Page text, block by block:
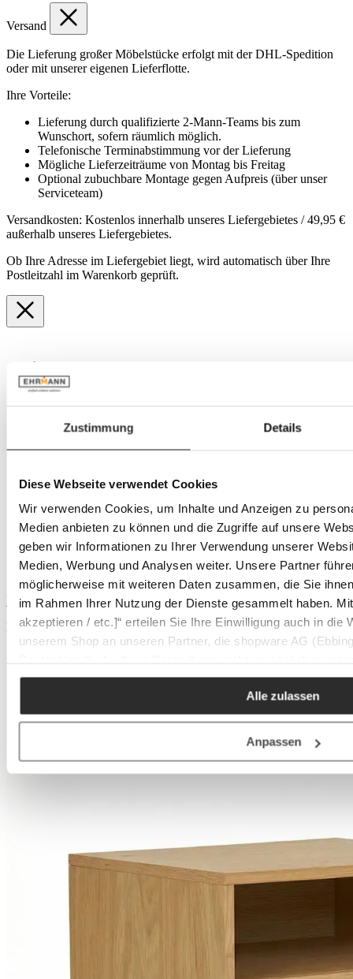
Zustimmung Details
Diese Webseite verwendet Cookies
Wir verwenden Cookies, um Inhalte und Anzeigen zu
Medien anbieten zu können und die Zugriffe auf unsere
geben wir Informationen zu Ihrer Verwendung unserer
Medien, Werbung und Analysen weiter. Unsere Partner
möglicherweise mit weiteren Daten zusammen, die Sie
im Rahmen Ihrer Nutzung der Dienste gesammelt haben.
akzeptieren / etc.]“ erteilen Sie Ihre Einwilligung auch in die
unserem Shop an unseren Partner, die shopware AG
Zwecken (z.B. Produktverbesserungen,
Alle zulassen
Anpassen
Versand
Die Lieferung großer Möbelstücke erfolgt mit der DHL-Spedition
oder mit unserer eigenen Lieferflotte.
Ihre Vorteile:
Lieferung durch qualifizierte 2-Mann-Teams bis zum
Wunschort, sofern räumlich möglich.
Telefonische Terminabstimmung vor der Lieferung
Mögliche Lieferzeiträume von Montag bis Freitag
Optional zubuchbare Montage gegen Aufpreis (über unser
Serviceteam)
Versandkosten: Kostenlos innerhalb unseres Liefergebietes / 49,95 €
außerhalb unseres Liefergebietes.
Ob Ihre Adresse im Liefergebiet liegt, wird automatisch über Ihre
Postleitzahl im Warenkorb geprüft.
Eine besondere Marke: Faee
Eine besondere Marke: Faee
oder Stuhl – faee hat eine Kollektion von Möbeln geschaffen,
die zu Ihrem Einrichtungsstil passen, sich nahtlos in Ihre Welt
einfügen und kein Luxusgut sind. Möbel für Ihr Leben
gemacht – das ist faee.
Mehr über die Marke Faee
Mehr Produkte aus dieser Serie entdecken
Produktgalerie überspringen
Mehr Produkte aus dieser Serie entdecken